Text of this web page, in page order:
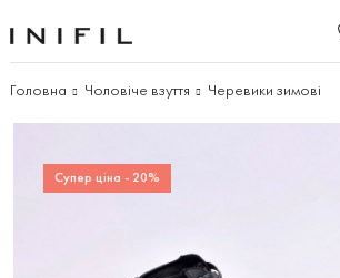
Головна Чоловіче взуття Черевики зимові
Супер ціна - 20%